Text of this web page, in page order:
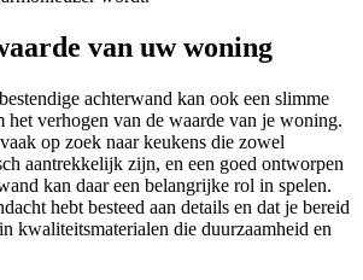
van uw woning
achterwand kan ook een slimme
het verhogen van de waarde van je woning.
op zoek naar keukens die zowel
aantrekkelijk zijn, en een goed ontworpen
kan daar een belangrijke rol in spelen.
hebt besteed aan details en dat je bereid
kwaliteitsmaterialen die duurzaamheid en